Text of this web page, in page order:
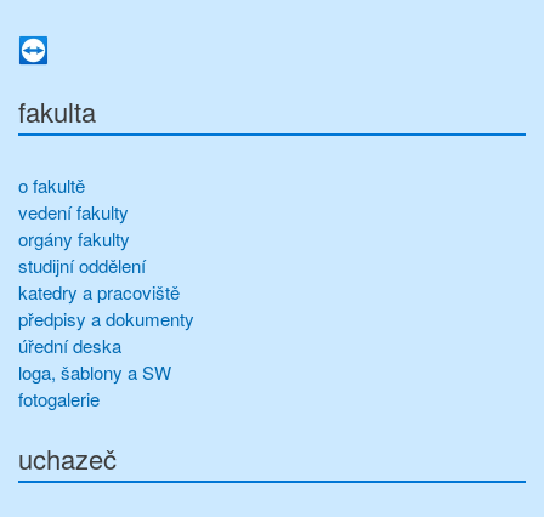
fakulta
o fakultě
vedení fakulty
orgány fakulty
studijní oddělení
katedry a pracoviště
předpisy a dokumenty
úřední deska
loga, šablony a SW
fotogalerie
uchazeč